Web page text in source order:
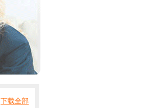
下载全部